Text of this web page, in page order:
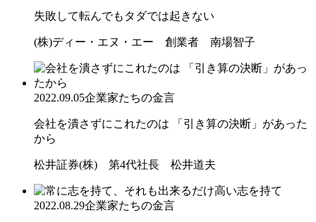
失敗して転んでもタダでは起きない
(株)ディー・エヌ・エー 創業者 南場智子
2022.09.05企業家たちの金言
会社を潰さずにこれたのは 「引き算の決断」があった
から
松井証券(株) 第4代社長 松井道夫
2022.08.29企業家たちの金言